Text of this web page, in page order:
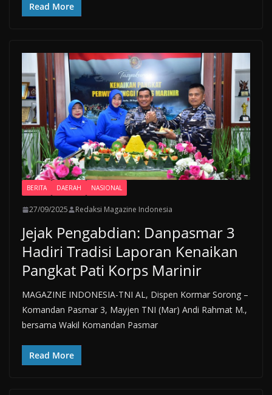
Read More
BERITA DAERAH NASIONAL
27/09/2025 Redaksi Magazine Indonesia
Jejak Pengabdian: Danpasmar 3
Hadiri Tradisi Laporan Kenaikan
Pangkat Pati Korps Marinir
MAGAZINE INDONESIA-TNI AL, Dispen Kormar Sorong –
Komandan Pasmar 3, Mayjen TNI (Mar) Andi Rahmat M.,
bersama Wakil Komandan Pasmar
Read More